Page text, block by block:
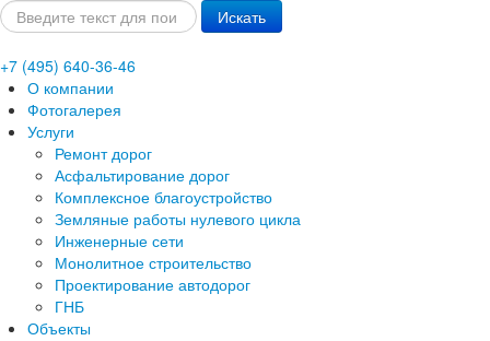
Искать... Искать
+7 (495) 640-36-46
О компании
Фотогалерея
Услуги
Ремонт дорог
Асфальтирование дорог
Комплексное благоустройство
Земляные работы нулевого цикла
Инженерные сети
Монолитное строительство
Проектирование автодорог
ГНБ
Объекты